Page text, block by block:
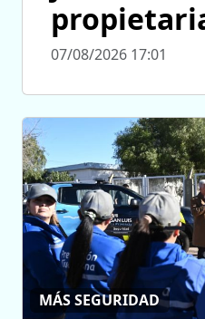
07/08/2026 17:01
MÁS SEGURIDAD